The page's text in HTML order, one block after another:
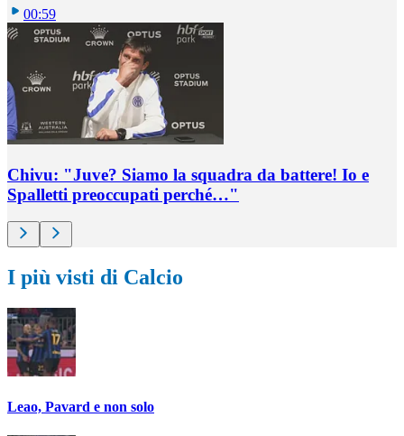
00:59
Chivu: "Juve? Siamo la squadra da battere! Io e
Spalletti preoccupati perché…"
I più visti di Calcio
Leao, Pavard e non solo